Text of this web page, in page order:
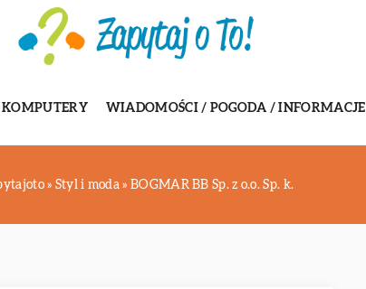
WIADOMOŚCI / POGODA / INFORMACJE
» Styl i moda » BOGMAR BB Sp. z o.o. Sp. k.